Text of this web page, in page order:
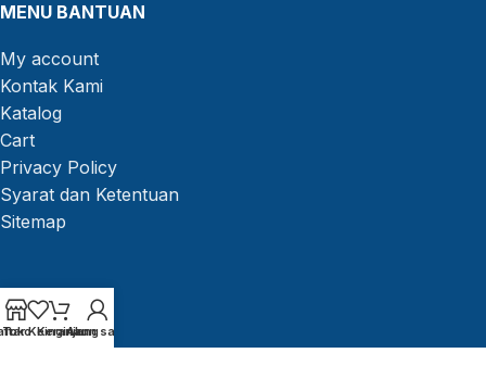
MENU BANTUAN
My account
Kontak Kami
Katalog
Cart
Privacy Policy
Syarat dan Ketentuan
Sitemap
TokoKeinginan
Keranjang
Akun saya